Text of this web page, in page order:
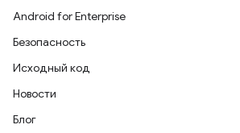
Android for Enterprise
Безопасность
Исходный код
Новости
Блог